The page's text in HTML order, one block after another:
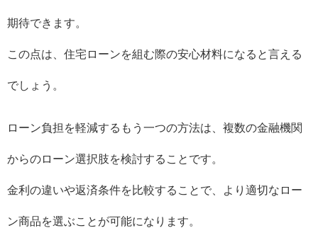
期待できます。
この点は、住宅ローンを組む際の安心材料になると言える
でしょう。
ローン負担を軽減するもう一つの方法は、複数の金融機関
からのローン選択肢を検討することです。
金利の違いや返済条件を比較することで、より適切なロー
ン商品を選ぶことが可能になります。